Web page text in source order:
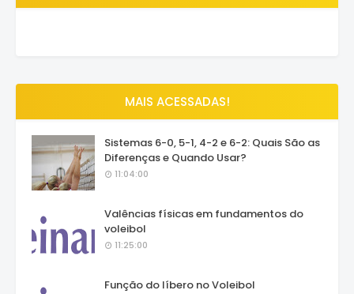
MAIS ACESSADAS!
Sistemas 6-0, 5-1, 4-2 e 6-2: Quais São as
Diferenças e Quando Usar?
11:04:00
Valências físicas em fundamentos do
voleibol
11:25:00
Função do líbero no Voleibol